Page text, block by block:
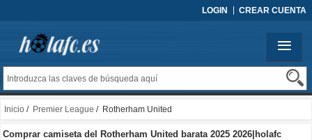
LOGIN CREAR CUENTA
Inicio / Premier League / Rotherham United
Comprar camiseta del Rotherham United barata 2025 2026|holafc